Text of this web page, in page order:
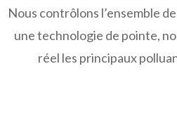
Nous contrôlons l’ensemble
une technologie de pointe,
réel les principaux